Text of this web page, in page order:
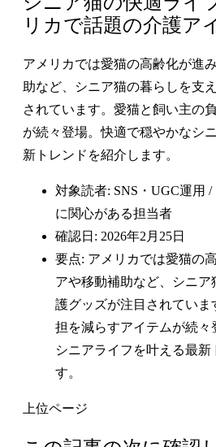
リカで話題の介護ア
アメリカでは愛猫の高齢化が進
助など、シニア猫の暮らしを支
されています。愛猫と飼い主の
が続々登場。快適で穏やかなシ
新トレンドを紹介します。
対象読者: SNS・UGC運用
に関心がある担当者
確認日: 2026年2月25日
要点: アメリカでは愛猫の
アや移動補助など、シニ
護グッズが注目されていま
担を減らすアイテムが続々
シニアライフを叶える最新
す。
上位ページ